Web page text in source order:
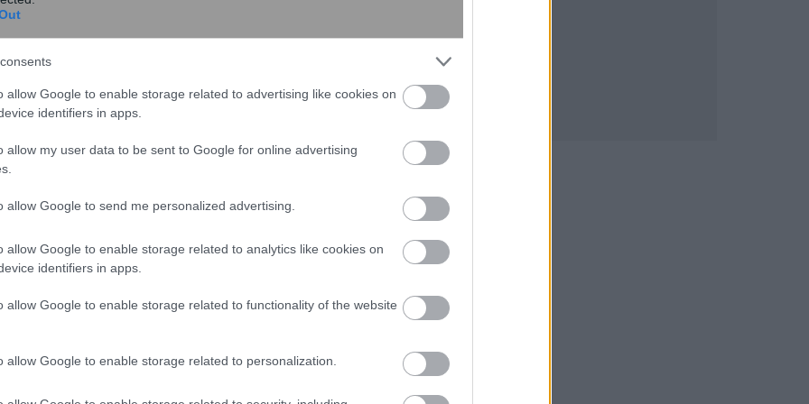
allow Google to enable storage related to advertising like cookies on
identifiers in apps.
allow my user data to be sent to Google for online advertising
allow Google to send me personalized advertising.
allow Google to enable storage related to analytics like cookies on
identifiers in apps.
allow Google to enable storage related to functionality of the website
allow Google to enable storage related to personalization.
και φυσικά πρόσωπα που επλήγησαν από τις
σε περιοχές της Περιφερειακής Ενότητας Λάρισας
Δήμους Φαρσάλων, Τεμπών, Κιλελέρ και Αγιάς, που
πολιτικής προστασίας εξαιτίας